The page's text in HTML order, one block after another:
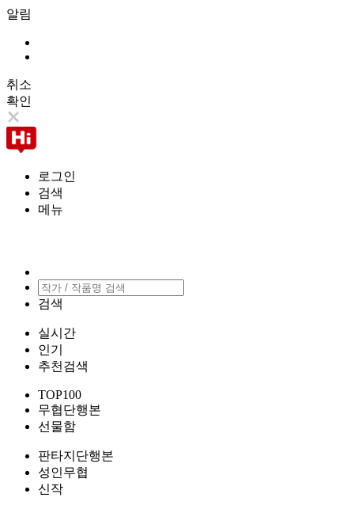
알림
취소
확인
로그인
검색
메뉴
검색
실시간
인기
추천검색
TOP100
무협단행본
선물함
판타지단행본
성인무협
신작